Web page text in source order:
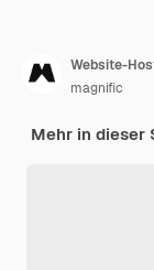
Website-
magnific
Mehr in dieser